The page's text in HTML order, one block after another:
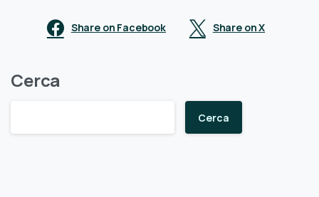
Share on Facebook Share on X
Cerca
Cerca